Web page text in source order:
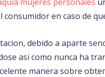
en caso de
debido a aparte
asi como nunca ha
manera sobre